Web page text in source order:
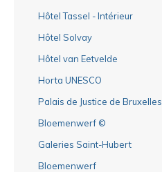
Hôtel Tassel - Intérieur
Hôtel Solvay
Hôtel van Eetvelde
Horta UNESCO
Palais de Justice de Bruxelles
Bloemenwerf ©
Galeries Saint-Hubert
Bloemenwerf